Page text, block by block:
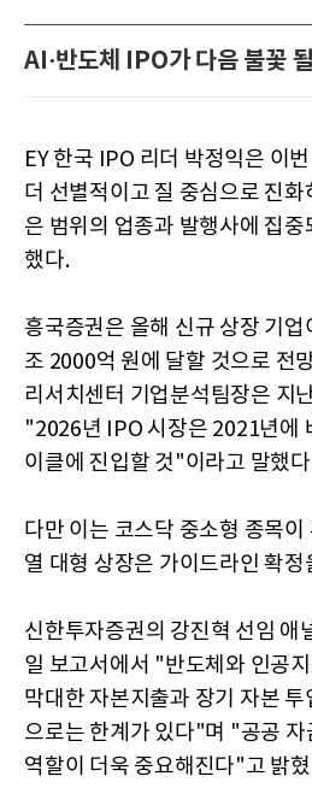
AI·반도체 IPO가 다음 불꽃
EY 한국 IPO 리더 박정익은 이
더 선별적이고 질 중심으로 진
은 범위의 업종과 발행사에 집
했다.
흥국증권은 올해 신규 상장 기
조 2000억 원에 달할 것으로 전
리서치센터 기업분석팀장은 지
"2026년 IPO 시장은 2021년에
이클에 진입할 것"이라고 말했
다만 이는 코스닥 중소형 종목이
열 대형 상장은 가이드라인 확
신한투자증권의 강진혁 선임 애
일 보고서에서 "반도체와 인공
막대한 자본지출과 장기 자본
으로는 한계가 있다"며 "공공 자
역할이 더욱 중요해진다"고 밝